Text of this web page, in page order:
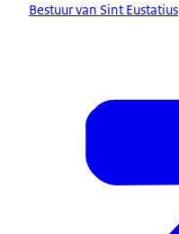
Bestuur van Sint Eustatius